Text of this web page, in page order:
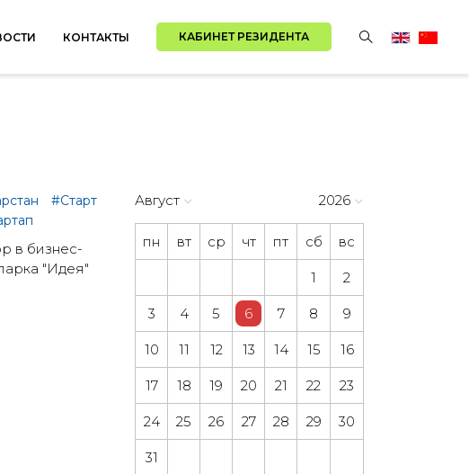
КОНТАКТЫ КАБИНЕТ РЕЗИДЕНТА
Август 2026
пн вт ср чт пт сб вс
1 2
3 4 5 6 7 8 9
10 11 12 13 14 15 16
17 18 19 20 21 22 23
24 25 26 27 28 29 30
31
#Старт
в бизнес-
"Идея"